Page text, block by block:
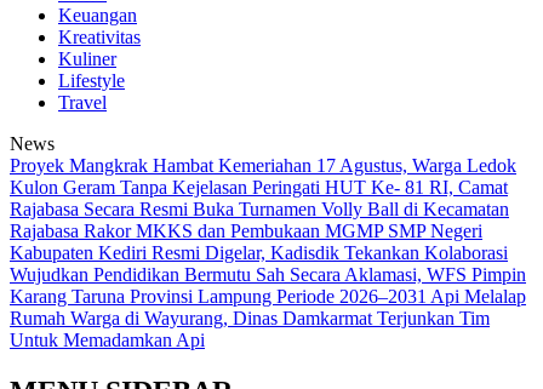
Keuangan
Kreativitas
Kuliner
Lifestyle
Travel
News
‎Proyek Mangkrak Hambat Kemeriahan 17 Agustus, Warga Ledok
Kulon Geram Tanpa Kejelasan Peringati HUT Ke- 81 RI, Camat
Rajabasa Secara Resmi Buka Turnamen Volly Ball di Kecamatan
Rajabasa Rakor MKKS dan Pembukaan MGMP SMP Negeri
Kabupaten Kediri Resmi Digelar, Kadisdik Tekankan Kolaborasi
Wujudkan Pendidikan Bermutu Sah Secara Aklamasi, WFS Pimpin
Karang Taruna Provinsi Lampung Periode 2026–2031 Api Melalap
Rumah Warga di Wayurang, Dinas Damkarmat Terjunkan Tim
Untuk Memadamkan Api